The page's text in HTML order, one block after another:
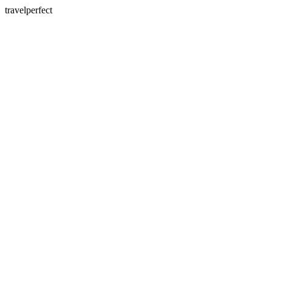
travelperfect